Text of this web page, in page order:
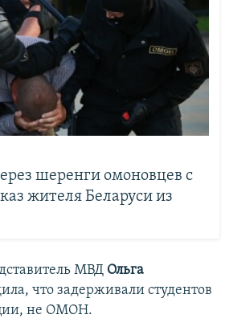
шеренги омоновцев с
жителя Беларуси из
МВД Ольга
что задерживали студентов
не ОМОН.